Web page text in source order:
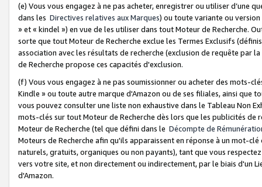
(e) Vous vous engagez à ne pas acheter, enregistrer ou utiliser d’une
dans les Directives relatives aux Marques) ou toute variante ou
» et « kindel ») en vue de les utiliser dans tout Moteur de Recherche.
sorte que tout Moteur de Recherche exclue les Termes Exclusifs
association avec les résultats de recherche (exclusion de requête
de Recherche propose ces capacités d'exclusion.
(f) Vous vous engagez à ne pas soumissionner ou acheter des mots-
Kindle » ou toute autre marque d'Amazon ou de ses filiales, ainsi que
vous pouvez consulter une liste non exhaustive dans le Tableau Non
mots-clés sur tout Moteur de Recherche dès lors que les publicités de
Moteur de Recherche (tel que défini dans le Décompte de
Moteurs de Recherche afin qu'ils apparaissent en réponse à un mot-
naturels, gratuits, organiques ou non payants), tant que vous
vers votre site, et non directement ou indirectement, par le biais d'un
d'Amazon.